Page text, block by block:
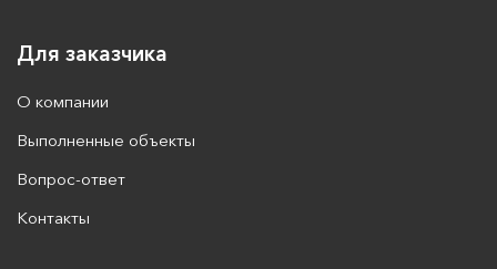
Для заказчика
О компании
Выполненные объекты
Вопрос-ответ
Контакты